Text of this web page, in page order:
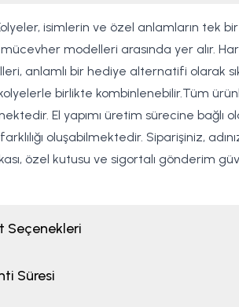
isimlerin ve özel anlamların tek
modelleri arasında yer alır.
anlamlı bir hediye alternatifi olarak
birlikte kombinlenebilir.Tüm
El yapımı üretim sürecine bağlı
oluşabilmektedir. Siparişiniz,
özel kutusu ve sigortalı gönderim
Seçenekleri
Süresi